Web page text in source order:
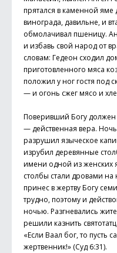
прятался в каменной яме
винограда, давильне, и
обмолачивал пшеницу.
и избавь свой народ от
словам: Гедеон сходил
приготовленного мяса
положил у ног гостя под
— и огонь сжег мясо и
Поверивший Богу должен
— действенная вера.
разрушил языческое
изрубил деревянные
имени одной из женских
столбы стали дровами
принес в жертву Богу
трудно, поэтому и
ночью. Разгневались
решили казнить
«Если Ваал бог, то пусть
жертвенник!» (Суд 6:31).